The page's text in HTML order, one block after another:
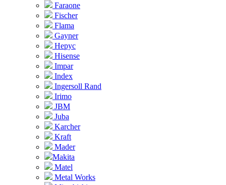
Faraone
Fischer
Flama
Gayner
Hepyc
Hisense
Impar
Index
Ingersoll Rand
Irimo
JBM
Juba
Karcher
Kraft
Mader
Makita
Matel
Metal Works